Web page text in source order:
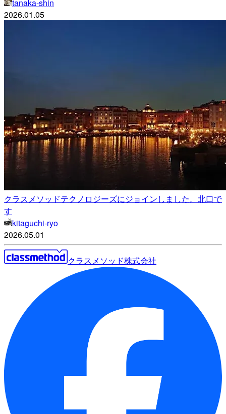
tanaka-shin
2026.01.05
クラスメソッドテクノロジーズにジョインしました。北口で
す
kitaguchi-ryo
2026.05.01
クラスメソッド株式会社